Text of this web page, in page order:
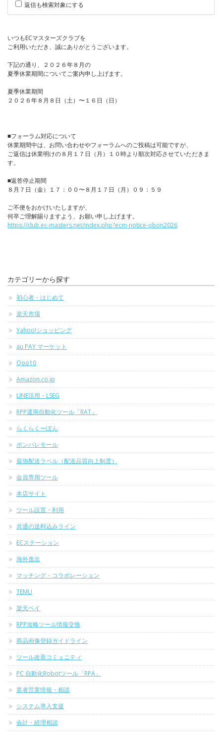
返信も検索対象にする
いつもECマスターズクラブを
ご利用いただき、誠にありがとうございます。
下記の通り、２０２６年８月の
夏季休業期間についてご案内申し上げます。
夏季休業期間
２０２６年８月８日（土）〜１６日（日）
■フォーラム対応について
休業期間中は、お問い合わせやフォーラムへのご投稿は可能ですが、
ご返信は休業明けの８月１７日（月）１０時より順次対応させていただきま
す。
■返答停止期間
８月７日（金）１７：００〜８月１７日（月）０９：５９
ご不便をおかけいたしますが、
何卒ご理解賜りますよう、お願い申し上げます。
https://club.ec-masters.net/index.php?ecm-notice-obon2026
カテゴリーから探す
初心者・はじめて
楽天市場
Yahoo!ショッピング
au PAY マーケット
Qoo10
Amazon.co.jp
LINE活用・LSEG
RPP運用自動化ツール「RAT」
らくらくーぽん
ポンパレモール
最強配送ラベル（配送品質向上制度）
会員専用ツール
本店サイト
ツール設置・利用
共通の送料込みライン
ECステーション
海外進出
マッチング・コラボレーション
TEMU
楽天ペイ
RPP攻略ツール情報交換
商品画像登録ガイドライン
ツール改善コミュニティ
PC 自動化Robotツール「RPA」
業者営業情報・相談
システム導入支援
会計・経理相談